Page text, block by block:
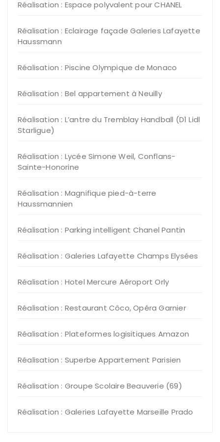
Réalisation : Espace polyvalent pour CHANEL
Réalisation : Eclairage façade Galeries Lafayette
Haussmann
Réalisation : Piscine Olympique de Monaco
Réalisation : Bel appartement à Neuilly
Réalisation : L’antre du Tremblay Handball (D1 Lidl
Starligue)
Réalisation : Lycée Simone Weil, Conflans-
Sainte-Honorine
Réalisation : Magnifique pied-à-terre
Haussmannien
Réalisation : Parking intelligent Chanel Pantin
Réalisation : Galeries Lafayette Champs Elysées
Réalisation : Hotel Mercure Aéroport Orly
Réalisation : Restaurant Côco, Opéra Garnier
Réalisation : Plateformes logisitiques Amazon
Réalisation : Superbe Appartement Parisien
Réalisation : Groupe Scolaire Beauverie (69)
Réalisation : Galeries Lafayette Marseille Prado